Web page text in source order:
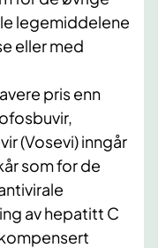
legemiddelene
eller med
pris enn
(Vosevi) inngår
som for de
av hepatitt C